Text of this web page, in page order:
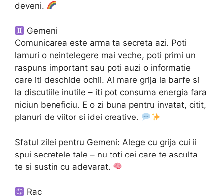
deveni.
Gemeni
Comunicarea este arma ta secreta azi. Poti
lamuri o neintelegere mai veche, poti primi un
raspuns important sau poti auzi o informatie
care iti deschide ochii. Ai mare grija la barfe si
la discutiile inutile – iti pot consuma energia fara
niciun beneficiu. E o zi buna pentru invatat, citit,
planuri de viitor si idei creative.
Sfatul zilei pentru Gemeni: Alege cu grija cui ii
spui secretele tale – nu toti cei care te asculta
te si sustin cu adevarat.
Rac